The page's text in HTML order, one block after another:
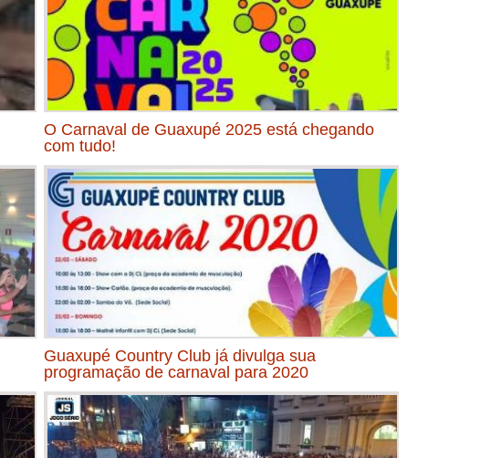
O Carnaval de Guaxupé 2025 está chegando
com tudo!
Guaxupé Country Club já divulga sua
programação de carnaval para 2020